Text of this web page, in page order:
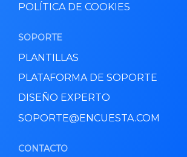
POLÍTICA DE COOKIES
SOPORTE
PLANTILLAS
PLATAFORMA DE SOPORTE
DISEÑO EXPERTO
SOPORTE@ENCUESTA.COM
CONTACTO